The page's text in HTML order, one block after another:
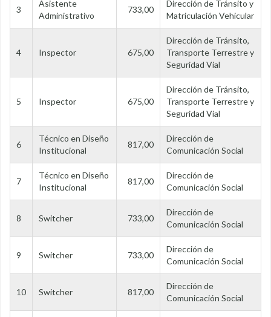
3
Asistente
Administrativo
733,00
Dirección de Tránsito y
Matriculación Vehicular
4 Inspector 675,00
Dirección de Tránsito,
Transporte Terrestre y
Seguridad Vial
5 Inspector 675,00
Dirección de Tránsito,
Transporte Terrestre y
Seguridad Vial
6
Técnico en Diseño
Institucional
817,00
Dirección de
Comunicación Social
7
Técnico en Diseño
Institucional
817,00
Dirección de
Comunicación Social
8 Switcher 733,00
Dirección de
Comunicación Social
9 Switcher 733,00
Dirección de
Comunicación Social
10 Switcher 817,00
Dirección de
Comunicación Social